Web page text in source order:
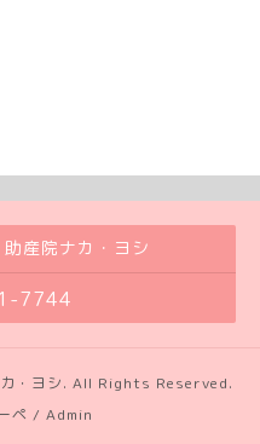
産院ナカ・ヨシ
7744
・ヨシ. All Rights Reserved.
ペ / Admin